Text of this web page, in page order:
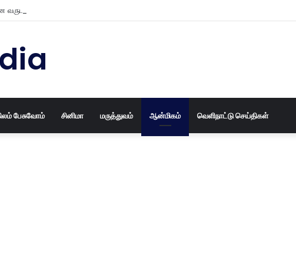
பழைய தோசக்கல்லையும் புதுசா மாத்திடலாம் 10 நிமிடத்தில் பழைய தோசக்கல்லை பள
பேசுவோம் சினிமா மருத்துவம் ஆன்மிகம் வெளிநாட்டு செய்திகள்